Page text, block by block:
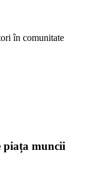
în comunitate
piața muncii